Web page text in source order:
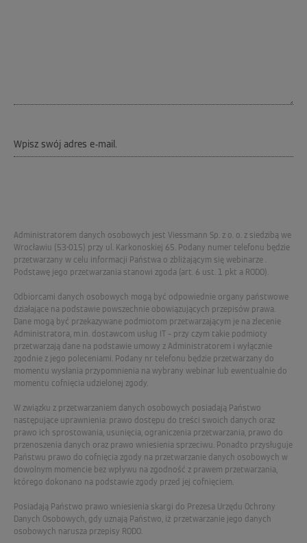
Administratorem danych osobowych jest Viessmann Sp. z o. o. z siedzibą we
Wrocławiu (53-015) przy ul. Karkonoskiej 65. Podany numer telefonu będzie
przetwarzany w celu informacji Państwa o zbliżającym się webinarze .
Podstawę jego przetwarzania stanowi zgoda (art. 6 ust. 1 pkt a RODO).
Odbiorcami danych osobowych mogą być odpowiednie organy państwowe
działające na podstawie powszechnie obowiązujących przepisów prawa.
Dane mogą być przekazywane podmiotom przetwarzającym je na zlecenie
Administratora, m.in. dostawcom usług IT – przy czym takie podmioty
przetwarzają dane na podstawie umowy z Administratorem i wyłącznie
zgodnie z jego poleceniami. Podany nr telefonu będzie przetwarzany do
momentu wysłania przypomnienia na wybrany webinar lub ewentualnie do
momentu cofnięcia udzielonej zgody.
W związku z przetwarzaniem danych osobowych posiadają Państwo
następujące uprawnienia: prawo dostępu do treści swoich danych oraz
prawo ich sprostowania, usunięcia, ograniczenia przetwarzania, prawo do
przenoszenia danych oraz prawo wniesienia sprzeciwu. Ponadto przysługuje
Państwu prawo do cofnięcia zgody na przetwarzanie danych osobowych w
dowolnym momencie bez wpływu na zgodność z prawem przetwarzania,
którego dokonano na podstawie zgody przed jej cofnięciem.
Posiadają Państwo prawo wniesienia skargi do Prezesa Urzędu Ochrony
Danych Osobowych, gdy uznają Państwo, iż przetwarzanie jego danych
osobowych narusza przepisy RODO.